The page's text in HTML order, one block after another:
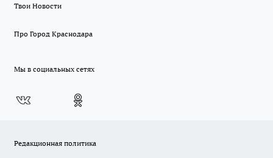
Твои Новости
Про Город Краснодара
Мы в социальных сетях
Редакционная политика